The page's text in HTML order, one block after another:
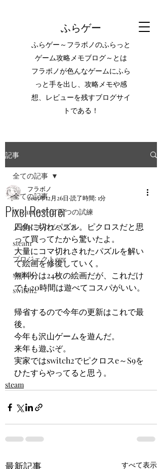
ふらゲー
ふらゲー～フラボノのふらっと
ゲーム攻略メモブログ～とは
フラボノが色んなゲームにふら
っと手を出し、攻略メモや感
想、レビューを残すブログサイ
トである！
記事
全ての記事
Wizardry外伝 五つの試練
メガドライブミニ２
steam
プロジェクトegg
switch
switch2
全ての記事
Pixel Restorer
フラボノ
2025年12月26日 読了時間: 1分
四角に切れパズル。ピクロスだと思
って買ってたから驚いたよ。
大量にコマ切れされたパズルを解い
て絵画を修復していく。
無料分は24枚の絵画だが、これだけ
でも20時間は遊べてコスパがいい。
帰省するので今年の更新はこれで最
後。
今年も沢山ゲームを遊んだ。
来年も遊ぶぞ。
実家ではswitch2でピクロスe～S9を
ひたすらやってると思う。
steam
最新記事 すべて表示